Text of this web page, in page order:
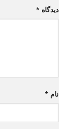
دیدگاه *
نام *